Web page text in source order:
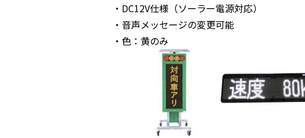
・DC12V仕様（ソーラー電源対応）
・音声メッセージの変更可能
・色：黄のみ